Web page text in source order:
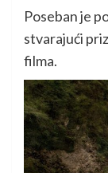
Poseban je
stvarajući
filma.